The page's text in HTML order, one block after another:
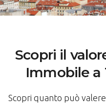
Scopri il
Immobile a
Scopri quanto può